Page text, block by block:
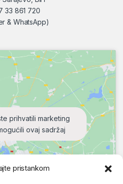
pristankom
33 861 720
& WhatsApp)
prihvatili marketing
ovaj sadržaj